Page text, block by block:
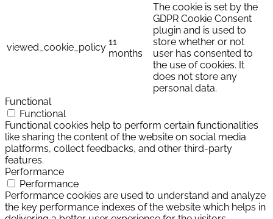
viewed_cookie_policy 11
months
The cookie is set by the
GDPR Cookie Consent
plugin and is used to
store whether or not
user has consented to
the use of cookies. It
does not store any
personal data.
Functional
Functional
Functional cookies help to perform certain functionalities
like sharing the content of the website on social media
platforms, collect feedbacks, and other third-party
features.
Performance
Performance
Performance cookies are used to understand and analyze
the key performance indexes of the website which helps in